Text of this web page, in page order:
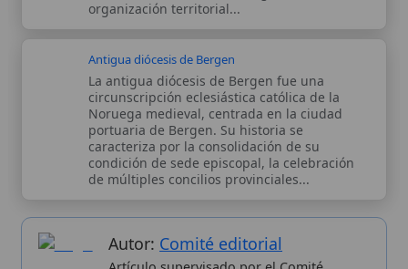
Artículo supervisado por el Comité
editorial de Wikitólica. Las afirmaciones
del artículo están basadas y contrastadas
usando fuentes catolicas: escritos
patrísticos, de santos, artículos
teológicos, documentos históricos, actas
de concilios, encíclicas, fuentes
la Iglesia.Proceso editorial →